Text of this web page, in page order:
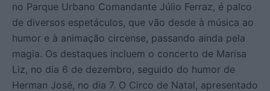
no Parque Urbano Comandante Júlio Ferraz, é palco
de diversos espetáculos, que vão desde à música ao
humor e à animação circense, passando ainda pela
magia. Os destaques incluem o concerto de Marisa
Liz, no dia 6 de dezembro, seguido do humor de
Herman José, no dia 7. O Circo de Natal, apresentado